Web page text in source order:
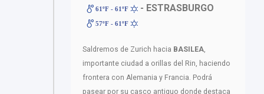
61ºF - 61ºF - ESTRASBURGO
57ºF - 61ºF
Saldremos de Zurich hacia BASILEA,
importante ciudad a orillas del Rin, haciendo
frontera con Alemania y Francia. Podrá
pasear por su casco antiguo donde destaca